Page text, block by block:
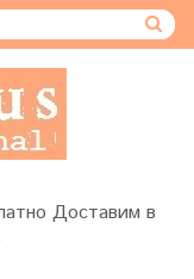
Доставим в